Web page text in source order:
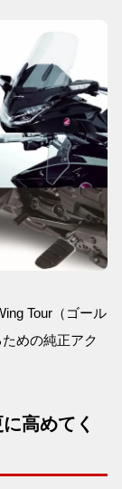
Tour（ゴール
めの純正アク
高めてく